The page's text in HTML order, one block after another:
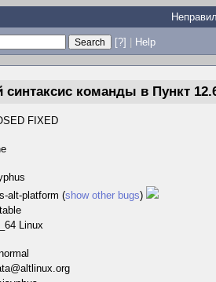
[?] | Help
команды в Пункт
FIXED
alt-platform (show other bugs)
Linux